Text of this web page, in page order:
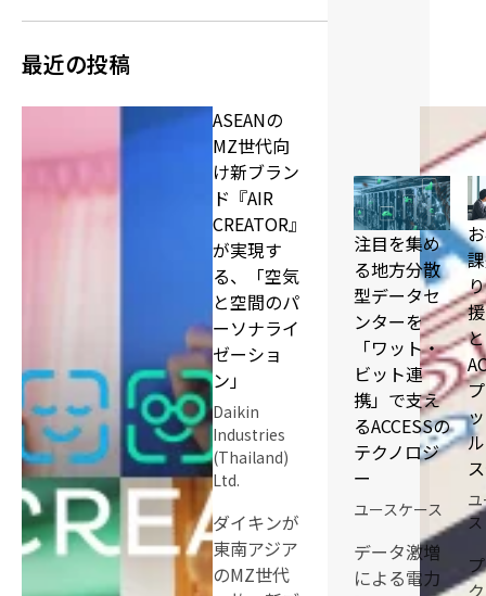
最近の投稿
ASEANの
MZ世代向
け新ブラン
ド『AIR
CREATOR』
が実現す
る、「空気
と空間のパ
ーソナライ
ゼーショ
ン」
Daikin
Industries
(Thailand)
Ltd.
ダイキンが
東南アジア
のMZ世代
注目を集め
る地方分散
型データセ
ンターを
「ワット・
ビット連
携」で支え
るACCESSの
テクノロジ
ー
ユースケース
データ激増
による電力
ス